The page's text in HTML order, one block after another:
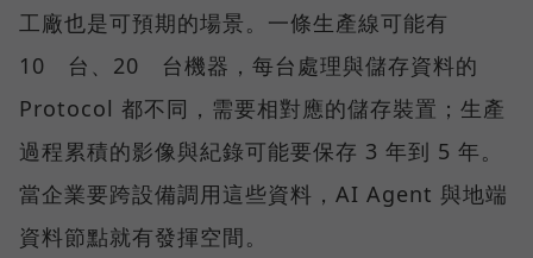
工廠也是可預期的場景。一條生產線可能有
10 台、20 台機器，每台處理與儲存資料的
Protocol 都不同，需要相對應的儲存裝置；生產
過程累積的影像與紀錄可能要保存 3 年到 5 年。
當企業要跨設備調用這些資料，AI Agent 與地端
資料節點就有發揮空間。